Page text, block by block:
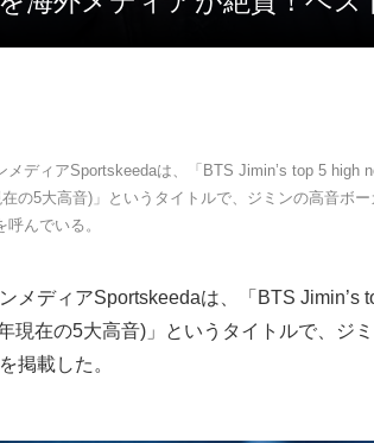
メディアSportskeedaは、「BTS Jimin’s top 5 high
の5大高音)」というタイトルで、ジミンの高音ボ
んでいる。
メディアSportskeedaは、「BTS Jimin’s
現在の5大高音)」というタイトルで、ジ
掲載した。